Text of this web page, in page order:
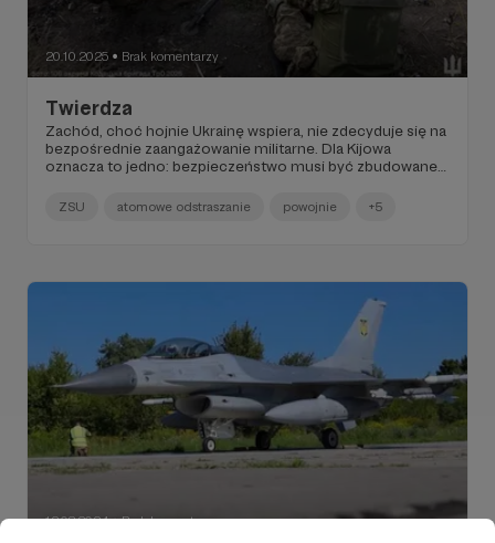
20.10.2025 ● Brak komentarzy
Twierdza
Zachód, choć hojnie Ukrainę wspiera, nie zdecyduje się na
bezpośrednie zaangażowanie militarne. Dla Kijowa
oznacza to jedno: bezpieczeństwo musi być zbudowane
ZSU atomowe odstraszanie powojnie +5
12.08.2024 ● Brak komentarzy